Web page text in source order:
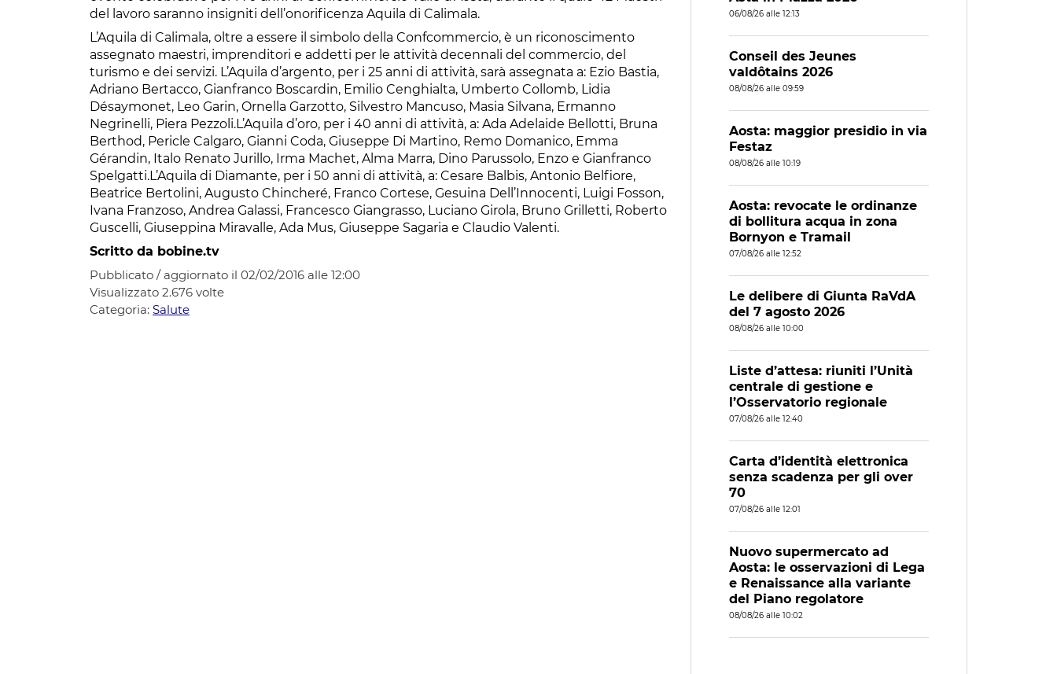
del lavoro saranno insigniti dell’onorificenza Aquila di Calimala.
L’Aquila di Calimala, oltre a essere il simbolo della Confcommercio, è un riconoscimento
assegnato maestri, imprenditori e addetti per le attività decennali del commercio, del
turismo e dei servizi. L’Aquila d’argento, per i 25 anni di attività, sarà assegnata a: Ezio Bastia,
Adriano Bertacco, Gianfranco Boscardin, Emilio Cenghialta, Umberto Collomb, Lidia
Désaymonet, Leo Garin, Ornella Garzotto, Silvestro Mancuso, Masia Silvana, Ermanno
Negrinelli, Piera Pezzoli.L’Aquila d’oro, per i 40 anni di attività, a: Ada Adelaide Bellotti, Bruna
Berthod, Pericle Calgaro, Gianni Coda, Giuseppe Di Martino, Remo Domanico, Emma
Gérandin, Italo Renato Jurillo, Irma Machet, Alma Marra, Dino Parussolo, Enzo e Gianfranco
Spelgatti.L’Aquila di Diamante, per i 50 anni di attività, a: Cesare Balbis, Antonio Belfiore,
Beatrice Bertolini, Augusto Chincheré, Franco Cortese, Gesuina Dell’Innocenti, Luigi Fosson,
Ivana Franzoso, Andrea Galassi, Francesco Giangrasso, Luciano Girola, Bruno Grilletti, Roberto
Guscelli, Giuseppina Miravalle, Ada Mus, Giuseppe Sagaria e Claudio Valenti.
Scritto da bobine.tv
Pubblicato / aggiornato il 02/02/2016 alle 12:00
Visualizzato 2.676 volte
Categoria: Salute
06/08/26 alle 12:13
Conseil des Jeunes
valdôtains 2026
08/08/26 alle 09:59
Aosta: maggior presidio in via
Festaz
08/08/26 alle 10:19
Aosta: revocate le ordinanze
di bollitura acqua in zona
Bornyon e Tramail
07/08/26 alle 12:52
Le delibere di Giunta RaVdA
del 7 agosto 2026
08/08/26 alle 10:00
Liste d’attesa: riuniti l’Unità
centrale di gestione e
l’Osservatorio regionale
07/08/26 alle 12:40
Carta d’identità elettronica
senza scadenza per gli over
70
07/08/26 alle 12:01
Nuovo supermercato ad
Aosta: le osservazioni di Lega
e Renaissance alla variante
del Piano regolatore
08/08/26 alle 10:02